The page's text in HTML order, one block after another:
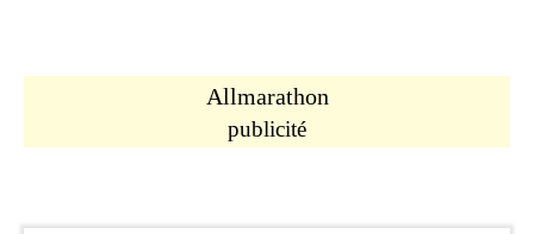
Allmarathon
publicité